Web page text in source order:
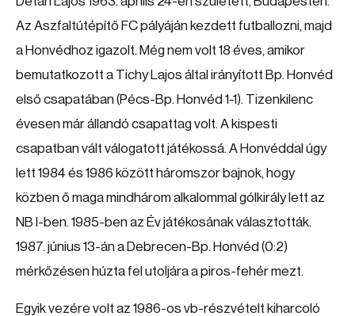
Az Aszfaltútépítő FC pályáján kezdett futballozni, majd
a Honvédhoz igazolt. Még nem volt 18 éves, amikor
bemutatkozott a Tichy Lajos által irányított Bp. Honvéd
első csapatában (Pécs-Bp. Honvéd 1-1). Tizenkilenc
évesen már állandó csapattag volt. A kispesti
csapatban vált válogatott játékossá. A Honvéddal úgy
lett 1984 és 1986 között háromszor bajnok, hogy
közben ő maga mindhárom alkalommal gólkirály lett az
NB I-ben. 1985-ben az Év játékosának választották.
1987. június 13-án a Debrecen-Bp. Honvéd (0:2)
mérkőzésen húzta fel utoljára a piros-fehér mezt.
Egyik vezére volt az 1986-os vb-részvételt kiharcoló